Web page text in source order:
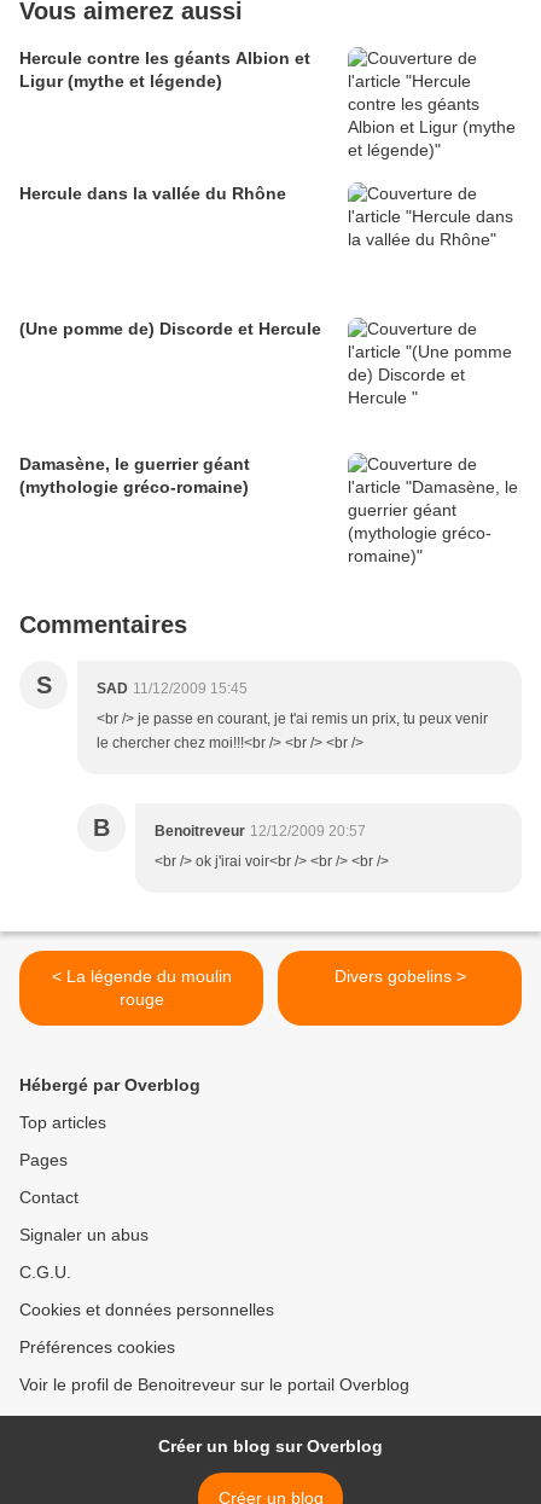
Vous aimerez aussi
Hercule contre les géants Albion et
Ligur (mythe et légende)
Hercule dans la vallée du Rhône
(Une pomme de) Discorde et Hercule
Damasène, le guerrier géant
(mythologie gréco-romaine)
Commentaires
S SAD 11/12/2009 15:45
<br /> je passe en courant, je t'ai remis un prix, tu peux venir
le chercher chez moi!!!<br /> <br /> <br />
B Benoitreveur 12/12/2009 20:57
<br /> ok j'irai voir<br /> <br /> <br />
< La légende du moulin
rouge
Divers gobelins >
Hébergé par Overblog
Top articles
Pages
Contact
Signaler un abus
C.G.U.
Cookies et données personnelles
Préférences cookies
Voir le profil de Benoitreveur sur le portail Overblog
Créer un blog sur Overblog
Créer un blog